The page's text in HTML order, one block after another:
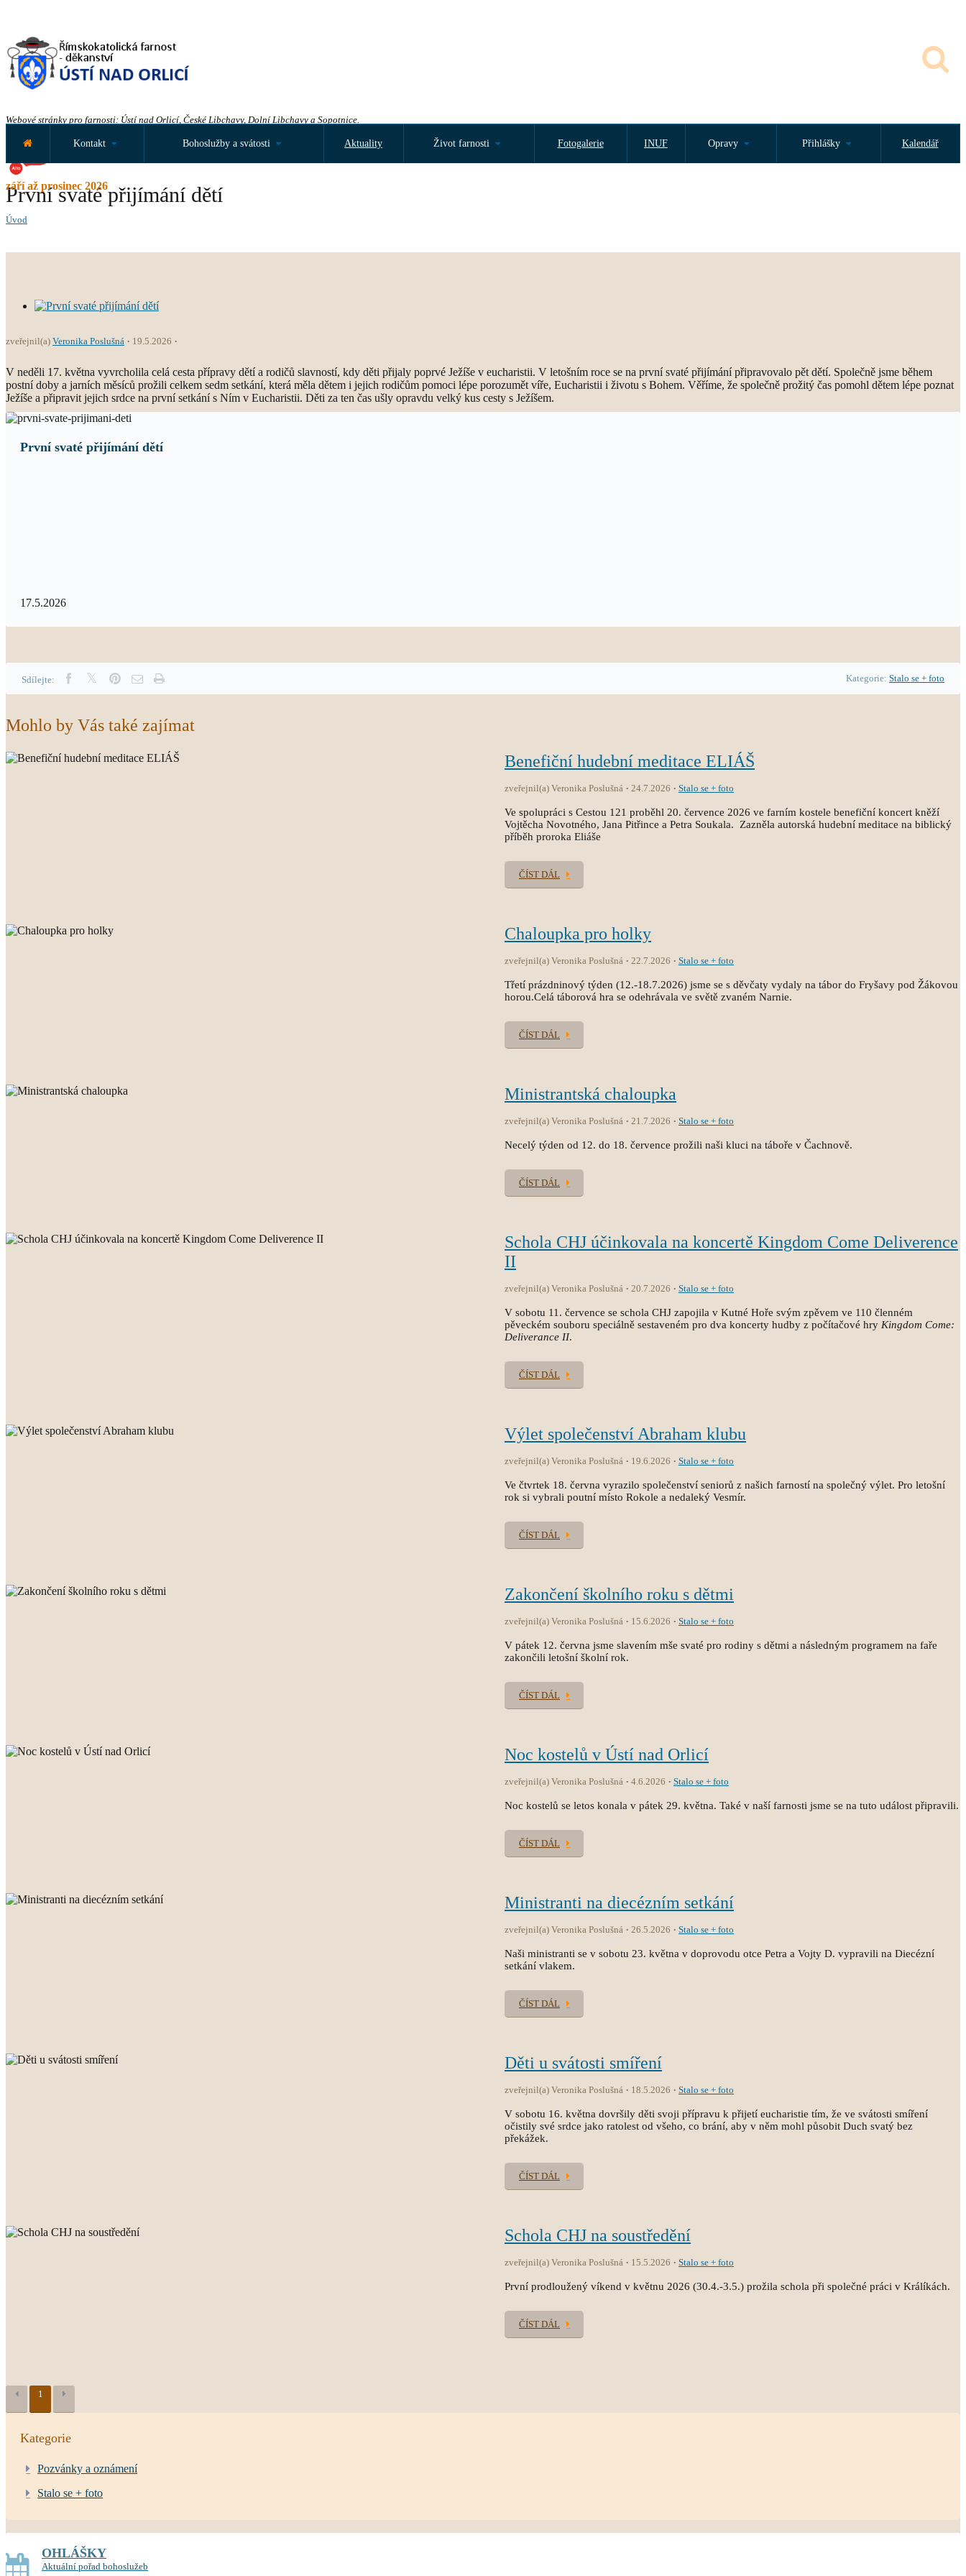
Webové stránky pro farnosti: Ústí nad Orlicí, České Libchavy, Dolní Libchavy a Sopotnice.
září až prosinec 2026
Kontakt Bohoslužby a svátosti Aktuality Život farnosti Fotogalerie INUF Opravy Přihlášky Kalendář
První svaté přijímání dětí
Úvod
zveřejnil(a) Veronika Poslušná 19.5.2026
V neděli 17. května vyvrcholila celá cesta přípravy dětí a rodičů slavností, kdy děti přijaly poprvé Ježíše v eucharistii. V letošním roce se na první svaté přijímání připravovalo pět dětí. Společně jsme během
postní doby a jarních měsíců prožili celkem sedm setkání, která měla dětem i jejich rodičům pomoci lépe porozumět víře, Eucharistii i životu s Bohem. Věříme, že společně prožitý čas pomohl dětem lépe poznat
Ježíše a připravit jejich srdce na první setkání s Ním v Eucharistii. Děti za ten čas ušly opravdu velký kus cesty s Ježíšem.
První svaté přijímání dětí
17.5.2026
Sdílejte: Kategorie: Stalo se + foto
Mohlo by Vás také zajímat
Benefiční hudební meditace ELIÁŠ
zveřejnil(a) Veronika Poslušná 24.7.2026 Stalo se + foto
Ve spolupráci s Cestou 121 proběhl 20. července 2026 ve farním kostele benefiční koncert kněží
Vojtěcha Novotného, Jana Pitřince a Petra Soukala. Zazněla autorská hudební meditace na biblický
příběh proroka Eliáše
ČÍST DÁL
Chaloupka pro holky
zveřejnil(a) Veronika Poslušná 22.7.2026 Stalo se + foto
Třetí prázdninový týden (12.-18.7.2026) jsme se s děvčaty vydaly na tábor do Fryšavy pod Žákovou
horou.Celá táborová hra se odehrávala ve světě zvaném Narnie.
ČÍST DÁL
Ministrantská chaloupka
zveřejnil(a) Veronika Poslušná 21.7.2026 Stalo se + foto
Necelý týden od 12. do 18. července prožili naši kluci na táboře v Čachnově.
ČÍST DÁL
Schola CHJ účinkovala na koncertě Kingdom Come Deliverence
II
zveřejnil(a) Veronika Poslušná 20.7.2026 Stalo se + foto
V sobotu 11. července se schola CHJ zapojila v Kutné Hoře svým zpěvem ve 110 členném
pěveckém souboru speciálně sestaveném pro dva koncerty hudby z počítačové hry Kingdom Come:
Deliverance II.
ČÍST DÁL
Výlet společenství Abraham klubu
zveřejnil(a) Veronika Poslušná 19.6.2026 Stalo se + foto
Ve čtvrtek 18. června vyrazilo společenství seniorů z našich farností na společný výlet. Pro letošní
rok si vybrali poutní místo Rokole a nedaleký Vesmír.
ČÍST DÁL
Zakončení školního roku s dětmi
zveřejnil(a) Veronika Poslušná 15.6.2026 Stalo se + foto
V pátek 12. června jsme slavením mše svaté pro rodiny s dětmi a následným programem na faře
zakončili letošní školní rok.
ČÍST DÁL
Noc kostelů v Ústí nad Orlicí
zveřejnil(a) Veronika Poslušná 4.6.2026 Stalo se + foto
Noc kostelů se letos konala v pátek 29. května. Také v naší farnosti jsme se na tuto událost připravili.
ČÍST DÁL
Ministranti na diecézním setkání
zveřejnil(a) Veronika Poslušná 26.5.2026 Stalo se + foto
Naši ministranti se v sobotu 23. května v doprovodu otce Petra a Vojty D. vypravili na Diecézní
setkání vlakem.
ČÍST DÁL
Děti u svátosti smíření
zveřejnil(a) Veronika Poslušná 18.5.2026 Stalo se + foto
V sobotu 16. května dovršily děti svoji přípravu k přijetí eucharistie tím, že ve svátosti smíření
očistily své srdce jako ratolest od všeho, co brání, aby v něm mohl působit Duch svatý bez
překážek.
ČÍST DÁL
Schola CHJ na soustředění
zveřejnil(a) Veronika Poslušná 15.5.2026 Stalo se + foto
První prodloužený víkend v květnu 2026 (30.4.-3.5.) prožila schola při společné práci v Králíkách.
ČÍST DÁL
1
Kategorie
Pozvánky a oznámení
Stalo se + foto
OHLÁŠKY
Aktuální pořad bohoslužeb